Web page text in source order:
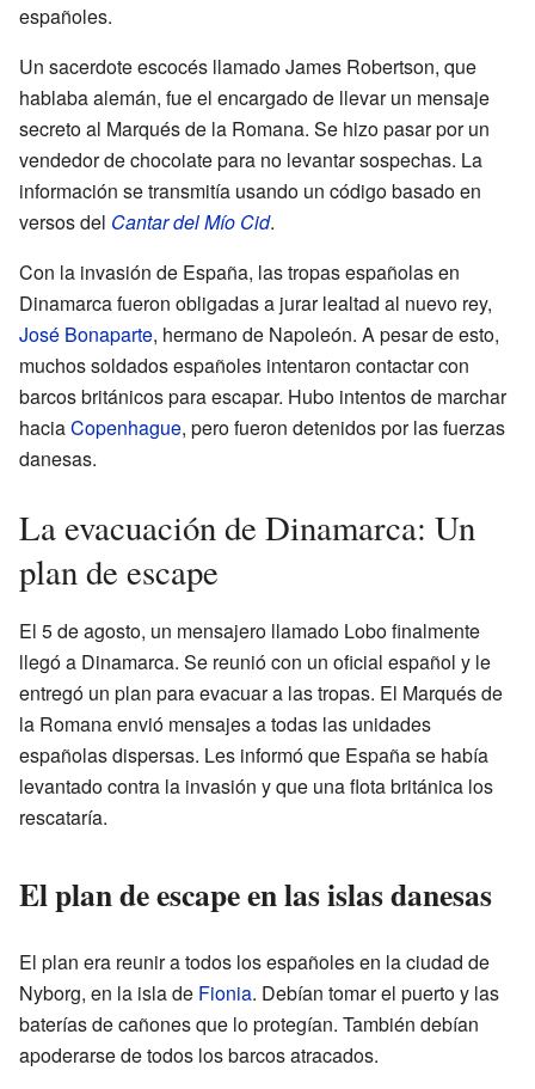
españoles.
Un sacerdote escocés llamado James Robertson, que
hablaba alemán, fue el encargado de llevar un mensaje
secreto al Marqués de la Romana. Se hizo pasar por un
vendedor de chocolate para no levantar sospechas. La
información se transmitía usando un código basado en
versos del Cantar del Mío Cid.
Con la invasión de España, las tropas españolas en
Dinamarca fueron obligadas a jurar lealtad al nuevo rey,
José Bonaparte, hermano de Napoleón. A pesar de esto,
muchos soldados españoles intentaron contactar con
barcos británicos para escapar. Hubo intentos de marchar
haciaCopenhague, pero fueron detenidos por las fuerzas
danesas.
La evacuación de Dinamarca: Un
plan de escape
El 5 de agosto, un mensajero llamado Lobo finalmente
llegó a Dinamarca. Se reunió con un oficial español y le
entregó un plan para evacuar a las tropas. El Marqués de
la Romana envió mensajes a todas las unidades
españolas dispersas. Les informó que España se había
levantado contra la invasión y que una flota británica los
rescataría.
El plan de escape en las islas danesas
El plan era reunir a todos los españoles en la ciudad de
Nyborg, en la isla de Fionia. Debían tomar el puerto y las
baterías de cañones que lo protegían. También debían
apoderarse de todos los barcos atracados.